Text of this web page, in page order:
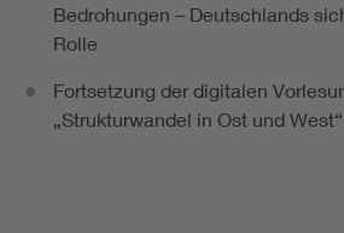
Bedrohungen – Deutschlands
Rolle
Fortsetzung der digitalen
„Strukturwandel in Ost und West“